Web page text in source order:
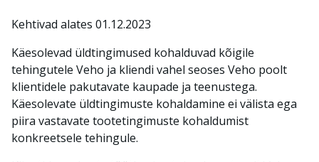
Kehtivad alates 01.12.2023
Käesolevad üldtingimused kohalduvad kõigile
tehingutele Veho ja kliendi vahel seoses Veho poolt
klientidele pakutavate kaupade ja teenustega.
Käesolevate üldtingimuste kohaldamine ei välista ega
piira vastavate tootetingimuste kohaldumist
konkreetsele tehingule.